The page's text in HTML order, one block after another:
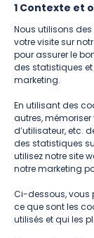
1 Contexte et
Nous utilisons
votre visite sur
pour assurer le
des statistiques
marketing.
En utilisant des
autres,
d’utilisateur, etc.
des statistiques
utilisez notre site
notre marketing
Ci-dessous, vous
ce que sont les
utilisés et qui les